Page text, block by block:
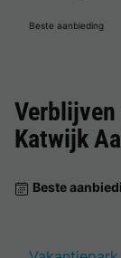
Beste aanbieding
Verblijven
Katwijk
Beste